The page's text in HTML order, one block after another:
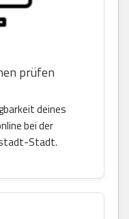
prüfen
deines
bei der
Stadt.